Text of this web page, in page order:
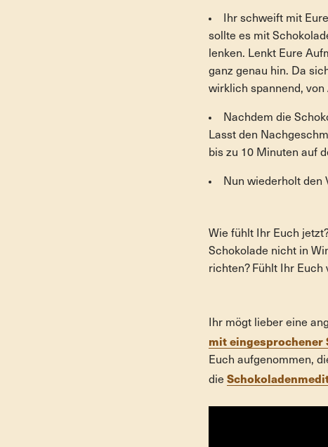
Ihr schweift mit
sollte es mit
lenken. Lenkt Eure
ganz genau hin. Da
wirklich spannend,
Nachdem die
Lasst den
bis zu 10 Minuten auf
Nun wiederholt den
Wie fühlt Ihr Euch
Schokolade nicht in
richten? Fühlt Ihr
Ihr mögt lieber eine
mit eingesprochener
Euch aufgenommen,
die